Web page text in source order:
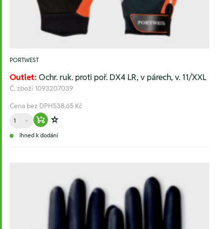
PORTWEST
Outlet: Ochr. ruk. proti poř. DX4 LR, v párech, v. 11/XXL
Č. zboží 1093207039
Cena bez DPH538,65 Kč
Množství
Warenkorb hinzufügen
Zur Wunschliste hinzufügen
Ihned k dodání